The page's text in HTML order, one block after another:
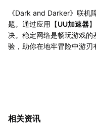
《Dark and Darker》联机
题。通过应用【UU加速器
决。稳定网络是畅玩游戏
验，助你在地牢冒险中游刃
相关资讯